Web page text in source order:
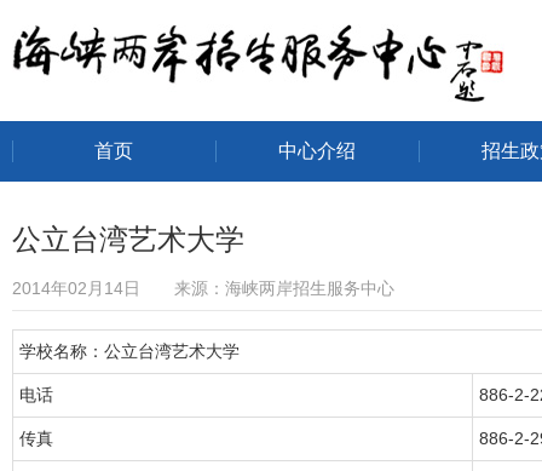
海峡两岸招生服务中心
首页 中心介绍 招生
公立台湾艺术大学
2014年02月14日 来源：海峡两岸招生服务中心
学校名称：公立台湾艺术大学
电话 886-2-
传真 886-2-